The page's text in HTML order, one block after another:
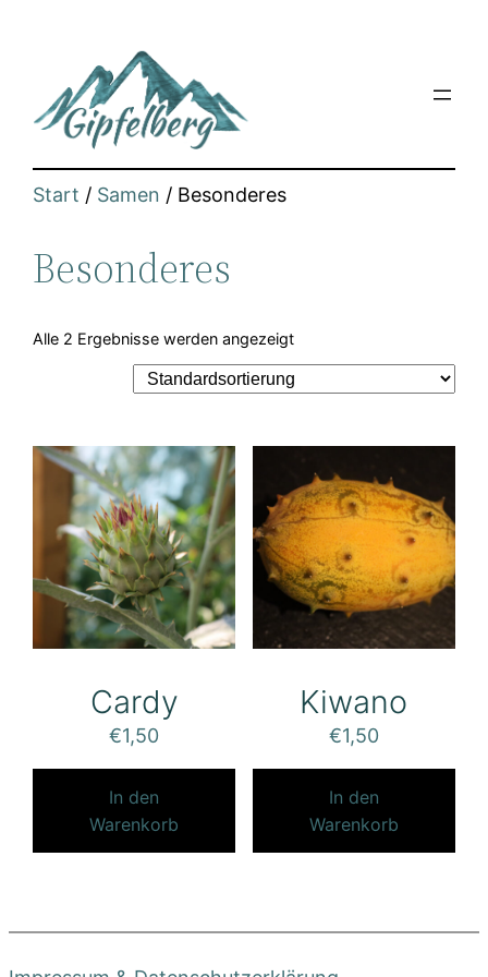
springen
Start / Samen / Besonderes
Besonderes
Alle 2 Ergebnisse werden angezeigt
Cardy
€1,50
In den
Warenkorb
Kiwano
€1,50
In den
Warenkorb